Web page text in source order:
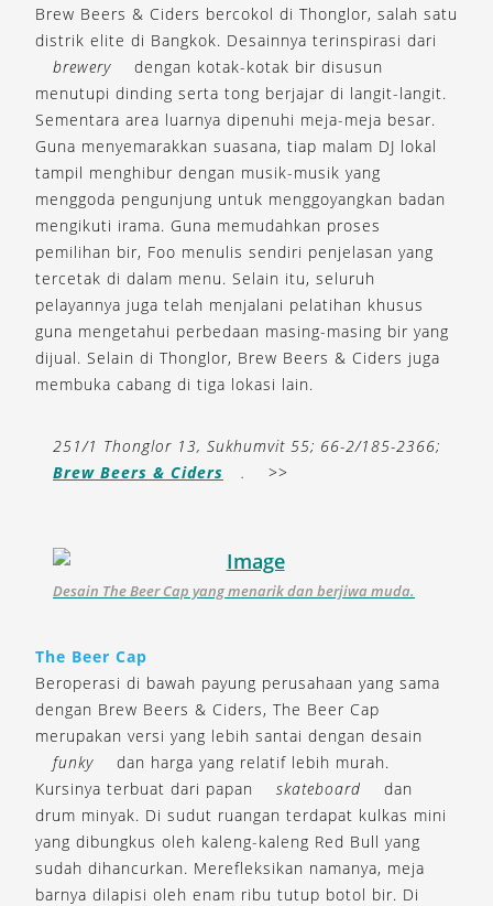
Brew Beers & Ciders bercokol di Thonglor, salah satu
distrik elite di Bangkok. Desainnya terinspirasi dari
brewery
dengan kotak-kotak bir disusun
menutupi dinding serta tong berjajar di langit-langit.
Sementara area luarnya dipenuhi meja-meja besar.
Guna menyemarakkan suasana, tiap malam DJ lokal
tampil menghibur dengan musik-musik yang
menggoda pengunjung untuk menggoyangkan badan
mengikuti irama. Guna memudahkan proses
pemilihan bir, Foo menulis sendiri penjelasan yang
tercetak di dalam menu. Selain itu, seluruh
pelayannya juga telah menjalani pelatihan khusus
guna mengetahui perbedaan masing-masing bir yang
dijual. Selain di Thonglor, Brew Beers & Ciders juga
membuka cabang di tiga lokasi lain.
251/1 Thonglor 13, Sukhumvit 55; 66-2/185-2366;
Brew Beers & Ciders
. >>
Desain The Beer Cap yang menarik dan berjiwa muda.
The Beer Cap
Beroperasi di bawah payung perusahaan yang sama
dengan Brew Beers & Ciders, The Beer Cap
merupakan versi yang lebih santai dengan desain
funky
dan harga yang relatif lebih murah.
Kursinya terbuat dari papan
skateboard
dan
drum minyak. Di sudut ruangan terdapat kulkas mini
yang dibungkus oleh kaleng-kaleng Red Bull yang
sudah dihancurkan. Merefleksikan namanya, meja
barnya dilapisi oleh enam ribu tutup botol bir. Di